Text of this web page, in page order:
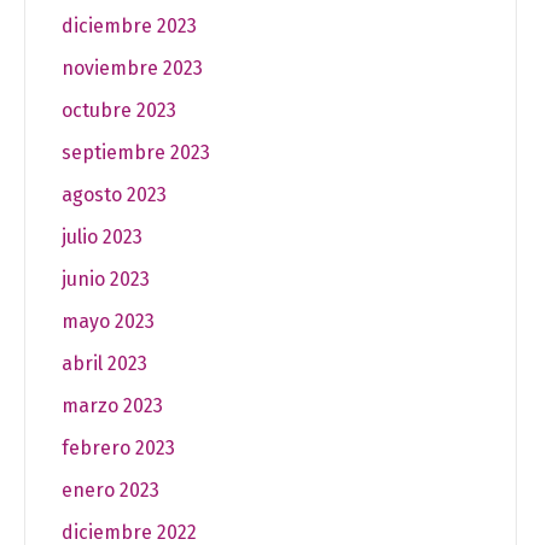
diciembre 2023
noviembre 2023
octubre 2023
septiembre 2023
agosto 2023
julio 2023
junio 2023
mayo 2023
abril 2023
marzo 2023
febrero 2023
enero 2023
diciembre 2022